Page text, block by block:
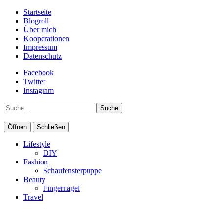
Startseite
Blogroll
Über mich
Kooperationen
Impressum
Datenschutz
Facebook
Twitter
Instagram
Suche
Öffnen Schließen
Lifestyle
DIY
Fashion
Schaufensterpuppe
Beauty
Fingernägel
Travel